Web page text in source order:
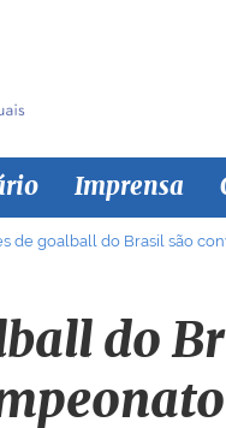
Imprensa
de goalball do Brasil são
do